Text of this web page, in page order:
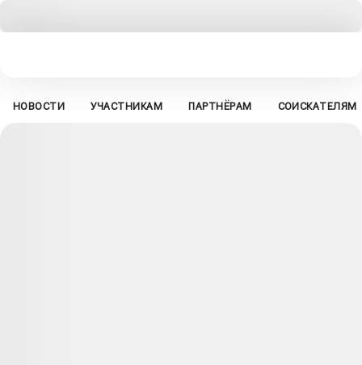
НОВОСТИ УЧАСТНИКАМ ПАРТНЁРАМ СОИСКАТЕЛЯМ